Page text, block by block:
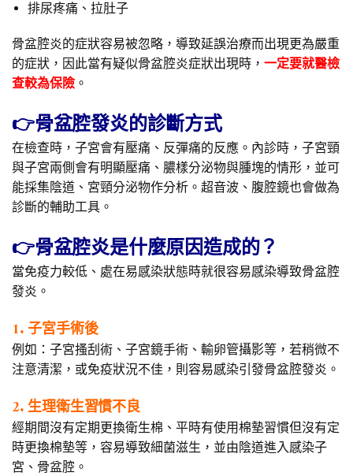
排尿疼痛、拉肚子
骨盆腔炎的症狀容易被忽略，導致延誤治療而出現更為嚴重
的症狀，因此當有疑似骨盆腔炎症狀出現時， 一定要就醫檢
查較為保險 。
👉骨盆腔發炎的診斷方式
在檢查時，子宮會有壓痛、反彈痛的反應。內診時，子宮頸
與子宮兩側會有明顯壓痛、膿樣分泌物與腫塊的情形，並可
能採集陰道、宮頸分泌物作分析。超音波、腹腔鏡也會做為
診斷的輔助工具。
👉骨盆腔炎是什麼原因造成的？
當免疫力較低、處在易感染狀態時就很容易感染導致骨盆腔
發炎。
1. 子宮手術後
例如：子宮搔刮術、子宮鏡手術、輸卵管攝影等，若稍微不
注意清潔，或免疫狀況不佳，則容易感染引發骨盆腔發炎。
2. 生理衛生習慣不良
經期間沒有定期更換衛生棉、平時有使用棉墊習慣但沒有定
時更換棉墊等，容易導致細菌滋生，並由陰道進入感染子
宮、骨盆腔。